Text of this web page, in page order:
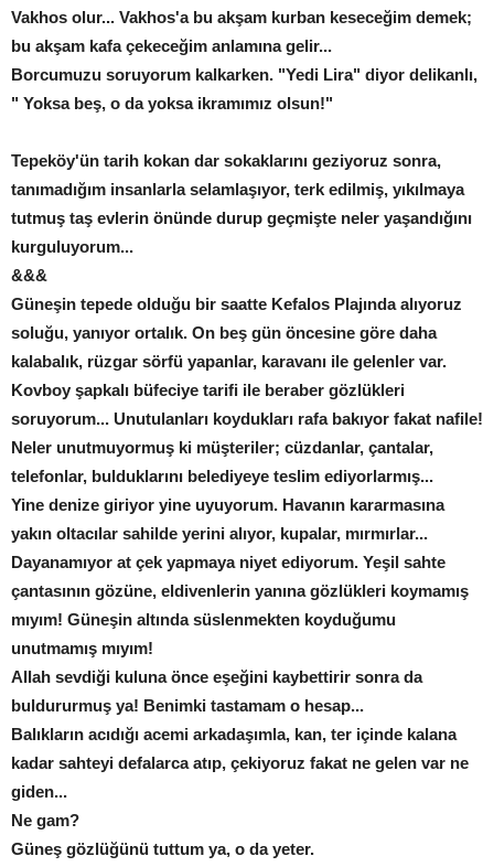
Vakhos olur... Vakhos'a bu akşam kurban keseceğim demek;
bu akşam kafa çekeceğim anlamına gelir...
Borcumuzu soruyorum kalkarken. "Yedi Lira" diyor delikanlı,
" Yoksa beş, o da yoksa ikramımız olsun!"
Tepeköy'ün tarih kokan dar sokaklarını geziyoruz sonra,
tanımadığım insanlarla selamlaşıyor, terk edilmiş, yıkılmaya
tutmuş taş evlerin önünde durup geçmişte neler yaşandığını
kurguluyorum...
&&&
Güneşin tepede olduğu bir saatte Kefalos Plajında alıyoruz
soluğu, yanıyor ortalık. On beş gün öncesine göre daha
kalabalık, rüzgar sörfü yapanlar, karavanı ile gelenler var.
Kovboy şapkalı büfeciye tarifi ile beraber gözlükleri
soruyorum... Unutulanları koydukları rafa bakıyor fakat nafile!
Neler unutmuyormuş ki müşteriler; cüzdanlar, çantalar,
telefonlar, bulduklarını belediyeye teslim ediyorlarmış...
Yine denize giriyor yine uyuyorum. Havanın kararmasına
yakın oltacılar sahilde yerini alıyor, kupalar, mırmırlar...
Dayanamıyor at çek yapmaya niyet ediyorum. Yeşil sahte
çantasının gözüne, eldivenlerin yanına gözlükleri koymamış
mıyım! Güneşin altında süslenmekten koyduğumu
unutmamış mıyım!
Allah sevdiği kuluna önce eşeğini kaybettirir sonra da
buldururmuş ya! Benimki tastamam o hesap...
Balıkların acıdığı acemi arkadaşımla, kan, ter içinde kalana
kadar sahteyi defalarca atıp, çekiyoruz fakat ne gelen var ne
giden...
Ne gam?
Güneş gözlüğünü tuttum ya, o da yeter.